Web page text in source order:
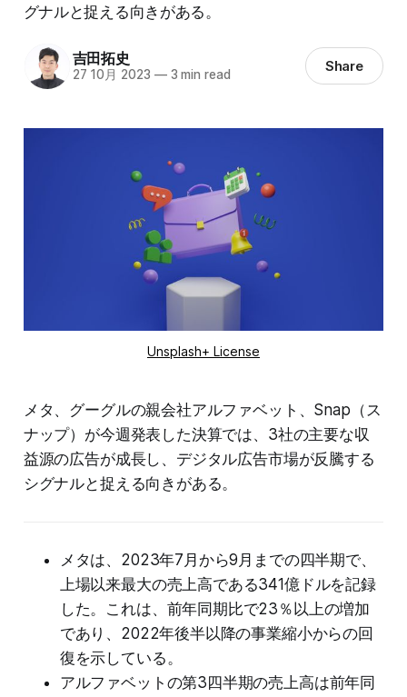
グナルと捉える向きがある。
吉田拓史
27 10月 2023 —3 min read Share
Unsplash+ License
メタ、グーグルの親会社アルファベット、Snap（ス
ナップ）が今週発表した決算では、3社の主要な収
益源の広告が成長し、デジタル広告市場が反騰する
シグナルと捉える向きがある。
メタは、2023年7月から9月までの四半期で、
上場以来最大の売上高である341億ドルを記録
した。これは、前年同期比で23％以上の増加
であり、2022年後半以降の事業縮小からの回
復を示している。
アルファベットの第3四半期の売上高は前年同